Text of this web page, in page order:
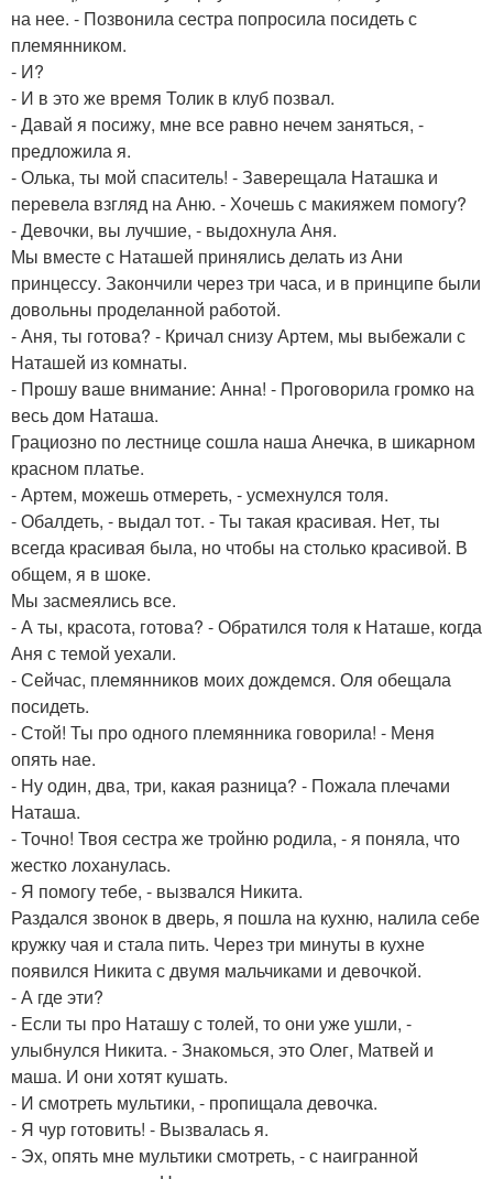
на нее. - Позвонила сестра попросила посидеть с
племянником.
- И?
- И в это же время Толик в клуб позвал.
- Давай я посижу, мне все равно нечем заняться, -
предложила я.
- Олька, ты мой спаситель! - Заверещала Наташка и
перевела взгляд на Аню. - Хочешь с макияжем помогу?
- Девочки, вы лучшие, - выдохнула Аня.
Мы вместе с Наташей принялись делать из Ани
принцессу. Закончили через три часа, и в принципе были
довольны проделанной работой.
- Аня, ты готова? - Кричал снизу Артем, мы выбежали с
Наташей из комнаты.
- Прошу ваше внимание: Анна! - Проговорила громко на
весь дом Наташа.
Грациозно по лестнице сошла наша Анечка, в шикарном
красном платье.
- Артем, можешь отмереть, - усмехнулся толя.
- Обалдеть, - выдал тот. - Ты такая красивая. Нет, ты
всегда красивая была, но чтобы на столько красивой. В
общем, я в шоке.
Мы засмеялись все.
- А ты, красота, готова? - Обратился толя к Наташе, когда
Аня с темой уехали.
- Сейчас, племянников моих дождемся. Оля обещала
посидеть.
- Стой! Ты про одного племянника говорила! - Меня
опять нае.
- Ну один, два, три, какая разница? - Пожала плечами
Наташа.
- Точно! Твоя сестра же тройню родила, - я поняла, что
жестко лоханулась.
- Я помогу тебе, - вызвался Никита.
Раздался звонок в дверь, я пошла на кухню, налила себе
кружку чая и стала пить. Через три минуты в кухне
появился Никита с двумя мальчиками и девочкой.
- А где эти?
- Если ты про Наташу с толей, то они уже ушли, -
улыбнулся Никита. - Знакомься, это Олег, Матвей и
маша. И они хотят кушать.
- И смотреть мультики, - пропищала девочка.
- Я чур готовить! - Вызвалась я.
- Эх, опять мне мультики смотреть, - с наигранной